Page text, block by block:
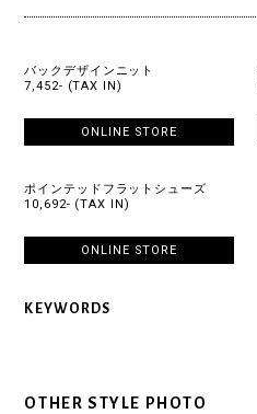
バックデザインニット
7,452- (TAX IN)
ONLINE STORE
ポインテッドフラットシューズ
10,692- (TAX IN)
ONLINE STORE
KEYWORDS
OTHER STYLE PHOTO